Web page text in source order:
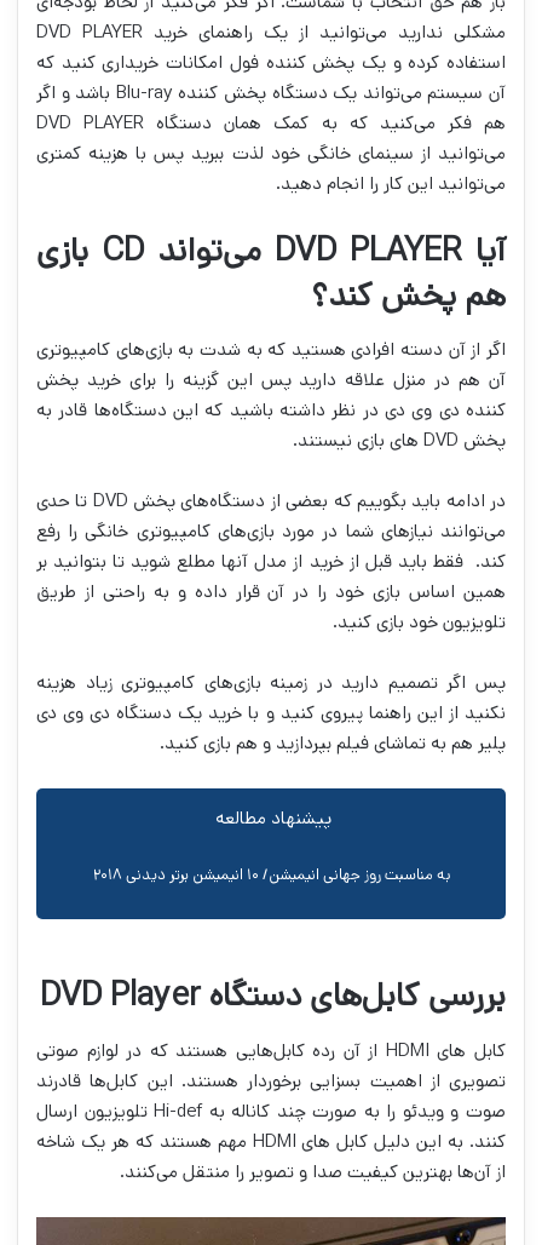
مشکلی ندارید می‌توانید از یک راهنمای خرید DVD PLAYER
استفاده کرده و یک پخش کننده فول امکانات خریداری کنید که
آن سیستم می‌تواند یک دستگاه پخش کننده Blu-ray باشد و اگر
هم فکر می‌کنید که به کمک همان دستگاه DVD PLAYER
می‌توانید از سینمای خانگی خود لذت ببرید پس با هزینه کمتری
می‌توانید این کار را انجام دهید.
آیا DVD PLAYER می‌تواند CD بازی
هم پخش کند؟
اگر از آن دسته افرادی هستید که به شدت به بازی‌های کامپیوتری
آن هم در منزل علاقه دارید پس این گزینه را برای خرید پخش
کننده دی وی دی در نظر داشته باشید که این دستگاه‌ها قادر به
پخش DVD های بازی نیستند.
در ادامه باید بگوییم که بعضی از دستگاه‌های پخش DVD تا حدی
می‌توانند نیازهای شما در مورد بازی‌های کامپیوتری خانگی را رفع
کند. فقط باید قبل از خرید از مدل آنها مطلع شوید تا بتوانید بر
همین اساس بازی خود را در آن قرار داده و به راحتی از طریق
تلویزیون خود بازی کنید.
پس اگر تصمیم دارید در زمینه بازی‌های کامپیوتری زیاد هزینه
نکنید از این راهنما پیروی کنید و با خرید یک دستگاه دی وی دی
پلیر هم به تماشای فیلم بپردازید و هم بازی کنید.
پیشنهاد مطالعه
به مناسبت روز جهانی انیمیشن/ ۱۰ انیمیشن برتر دیدنی ۲۰۱۸
بررسی کابل‌های دستگاه DVD Player
کابل های HDMI از آن رده کابل‌هایی هستند که در لوازم صوتی
تصویری از اهمیت بسزایی برخوردار هستند. این کابل‌ها قادرند
صوت و ویدئو را به صورت چند کاناله به Hi-def تلویزیون ارسال
کنند. به این دلیل کابل های HDMI مهم هستند که هر یک شاخه
از آن‌ها بهترین کیفیت صدا و تصویر را منتقل می‌کنند.